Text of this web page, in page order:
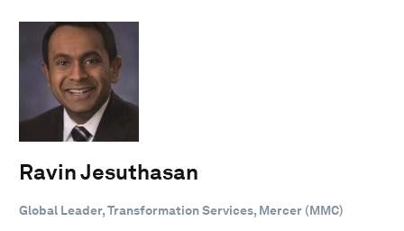
Ravin Jesuthasan
Global Leader, Transformation Services, Mercer (MMC)